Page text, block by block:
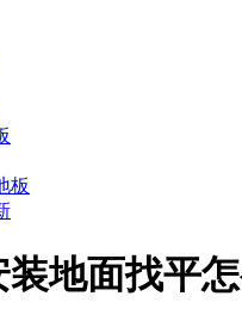
板
地面找平